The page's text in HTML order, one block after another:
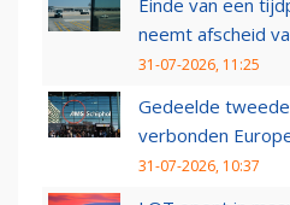
Einde van een
neemt afscheid
31-07-2026, 11:25
Gedeelde
verbonden
31-07-2026, 10:37